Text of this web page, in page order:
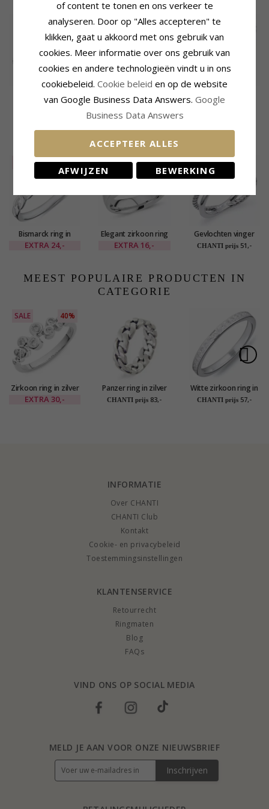
ringen in geoxideerd
CHANTI prijs 51,-
LAATSTE 80%
ring in geoxideerd
sterlingzilver
EXTRA12,-
Rings ring in
CHANTI prijs
45%
Bismarck ring in
zilver
EXTRA 24,-
SALE 70%
Elegant zirkoon ring
in gerodineerd zilver
EXTRA 16,-
Gevlochten vinger
ringen in geoxideerd
CHANTI prijs 51,-
MEEST POPULAIRE PRODUCTEN IN
CATEGORIE
SALE 40%
Zirkoon ring in zilver
- Bubbly Sparkle
EXTRA30,-
Panzer ring in zilver
CHANTI prijs 83,-
Witte zirkoon ring in
zilver
CHANTI prijs 57,-
INFORMATIE
Over CHANTI
CHANTI Club
Kontakt
Cookie- en privacybeleid
Toestemmingsinstellingen
KLANTENSERVICE
Retourrecht
Ringmaten
Blog
FAQs
VIND ONS OP SOCIAL MEDIA
MELD JE AAN VOOR ONZE NIEUWSBRIEF
Inschrijven
of content te tonen en ons verkeer te
analyseren. Door op "Alles accepteren" te
klikken, gaat u akkoord met ons gebruik van
cookies. Meer informatie over ons gebruik van
cookies en andere technologieën vindt u in ons
cookiebeleid. Cookie beleid en op de website
van Google Business Data Answers. Google
Business Data Answers
ACCEPTEER ALLES
AFWIJZEN BEWERKING